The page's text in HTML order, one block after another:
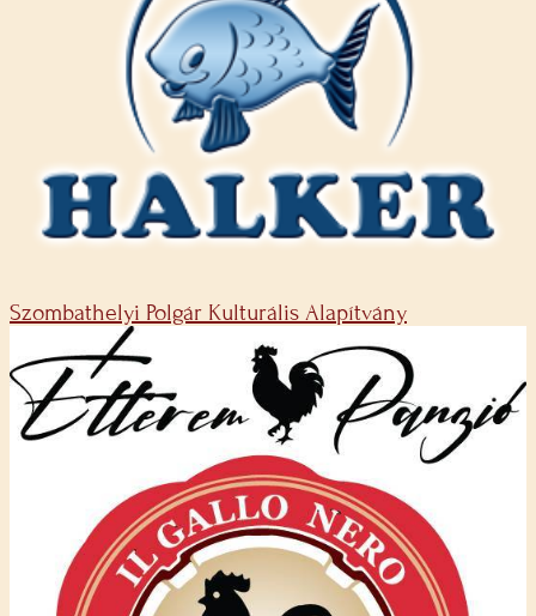
Szombathelyi Polgár Kulturális Alapítvány